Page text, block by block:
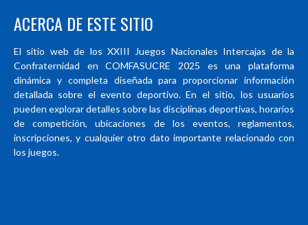
ACERCA DE ESTE SITIO
El sitio web de los XXIII Juegos Nacionales Intercajas de la
Confraternidad en COMFASUCRE 2025 es una plataforma
dinámica y completa diseñada para proporcionar información
detallada sobre el evento deportivo. En el sitio, los usuarios
pueden explorar detalles sobre las disciplinas deportivas, horarios
de competición, ubicaciones de los eventos, reglamentos,
inscripciones, y cualquier otro dato importante relacionado con
los juegos.